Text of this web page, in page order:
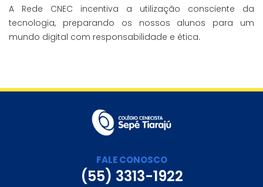
A Rede CNEC incentiva a utilização consciente da
tecnologia, preparando os nossos alunos para um
mundo digital com responsabilidade e ética.
FALE CONOSCO
(55) 3313-1922